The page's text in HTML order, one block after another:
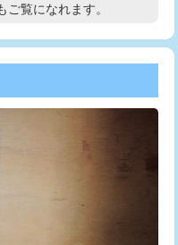
+8,800円
11,000円~
55,000円
現地調査
33,000円
8,800円
11,000円
ご覧になれます。